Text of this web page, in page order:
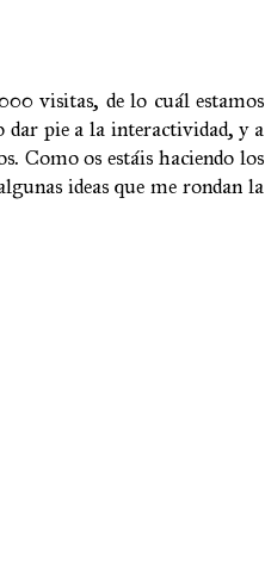
visitas, de lo cuál estamos
dar pie a la interactividad, y a
Como os estáis haciendo los
ideas que me rondan la